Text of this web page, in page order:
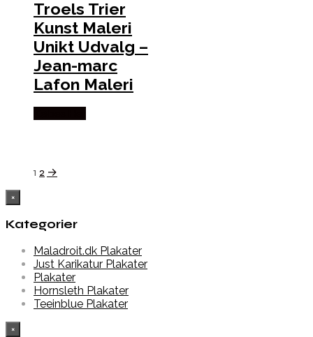
Troels Trier
Kunst Maleri
Unikt Udvalg –
Jean-marc
Lafon Maleri
1 2 →
×
Kategorier
Maladroit.dk Plakater
Just Karikatur Plakater
Plakater
Hornsleth Plakater
Teeinblue Plakater
×